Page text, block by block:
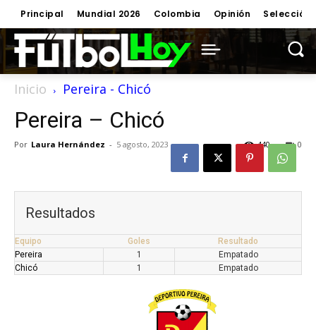
Principal Mundial 2026 Colombia Opinión Selección
Inicio Pereira - Chicó
Pereira – Chicó
Por Laura Hernández - 5 agosto, 2023 0
440
Resultados
Equipo Goles
Resultado
Pereira
1
Empatado
Chicó
1 Empatado